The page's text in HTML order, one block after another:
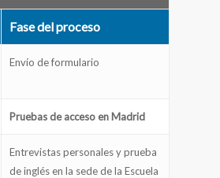
Fase del proceso
Envío de formulario
Pruebas de acceso en Madrid
Entrevistas personales y prueba
de inglés en la sede de la Escuela